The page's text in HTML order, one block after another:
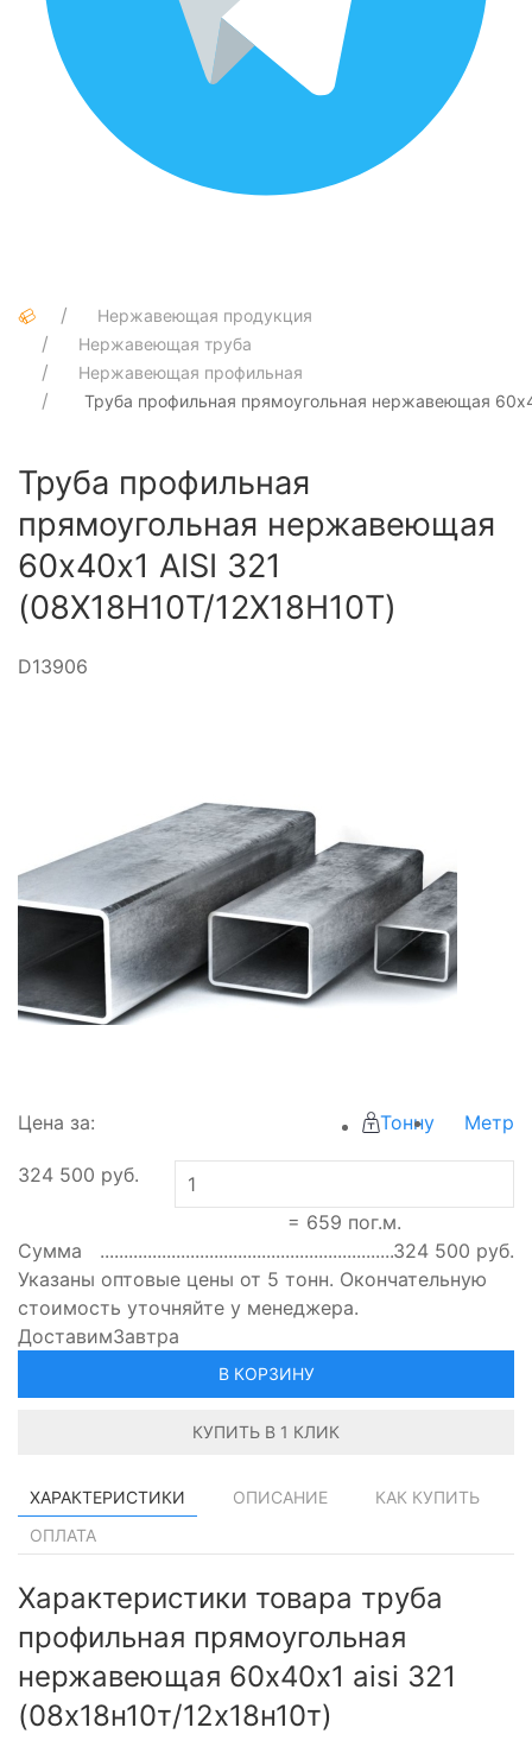
Нержавеющая продукция
Нержавеющая труба
Нержавеющая профильная
Труба профильная прямоугольная нержавеющая
Труба профильная
прямоугольная нержавеющая
60х40х1 AISI 321
(08Х18Н10Т/12Х18Н10Т)
D13906
Цена за: Тонну Метр
324 500 руб.
= 659 пог.м.
Сумма
324 500 руб.
Указаны оптовые цены от 5 тонн. Окончательную
стоимость уточняйте у менеджера.
ДоставимЗавтра
В КОРЗИНУ
КУПИТЬ В 1 КЛИК
ХАРАКТЕРИСТИКИ ОПИСАНИЕ
КАК КУПИТЬ
ОПЛАТА
Характеристики товара труба
профильная прямоугольная
нержавеющая 60х40х1 aisi 321
(08х18н10т/12х18н10т)